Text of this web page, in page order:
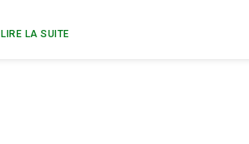
LIRE LA SUITE